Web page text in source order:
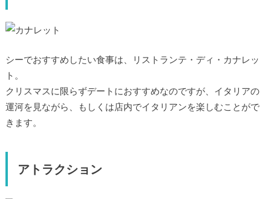
シーでおすすめしたい食事は、リストランテ・ディ・カナレッ
ト。
クリスマスに限らずデートにおすすめなのですが、イタリアの
運河を見ながら、もしくは店内でイタリアンを楽しむことがで
きます。
アトラクション